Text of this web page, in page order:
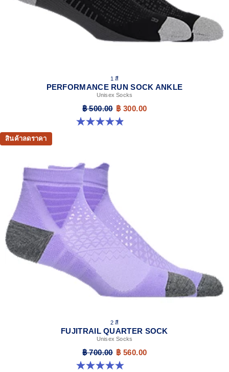
1 สี
PERFORMANCE RUN SOCK ANKLE
Unisex Socks
฿ 500.00 ฿ 300.00
4.9 จาก 5 ดาว 49 รีวิว
สินค้าลดราคา
2 สี
FUJITRAIL QUARTER SOCK
Unisex Socks
฿ 700.00 ฿ 560.00
4.9 จาก 5 ดาว 56 รีวิว